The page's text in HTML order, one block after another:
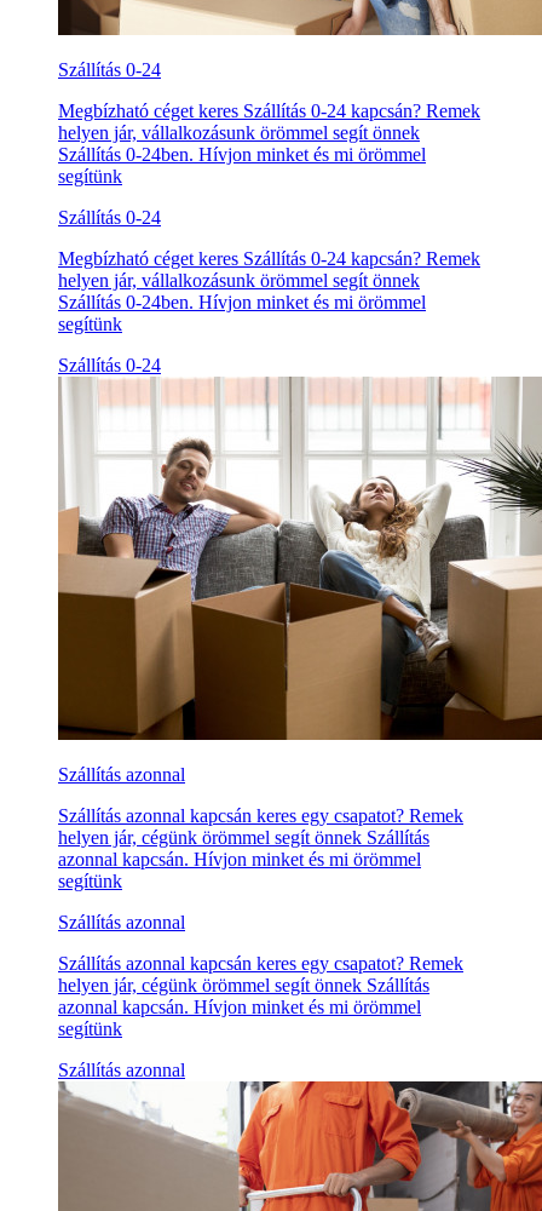
Szállítás 0-24
Megbízható céget keres Szállítás 0-24 kapcsán? Remek
helyen jár, vállalkozásunk örömmel segít önnek
Szállítás 0-24ben. Hívjon minket és mi örömmel
segítünk
Szállítás 0-24
Megbízható céget keres Szállítás 0-24 kapcsán? Remek
helyen jár, vállalkozásunk örömmel segít önnek
Szállítás 0-24ben. Hívjon minket és mi örömmel
segítünk
Szállítás 0-24
Szállítás azonnal
Szállítás azonnal kapcsán keres egy csapatot? Remek
helyen jár, cégünk örömmel segít önnek Szállítás
azonnal kapcsán. Hívjon minket és mi örömmel
segítünk
Szállítás azonnal
Szállítás azonnal kapcsán keres egy csapatot? Remek
helyen jár, cégünk örömmel segít önnek Szállítás
azonnal kapcsán. Hívjon minket és mi örömmel
segítünk
Szállítás azonnal